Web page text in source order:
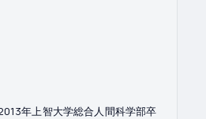
年上智大学総合人間科学部卒